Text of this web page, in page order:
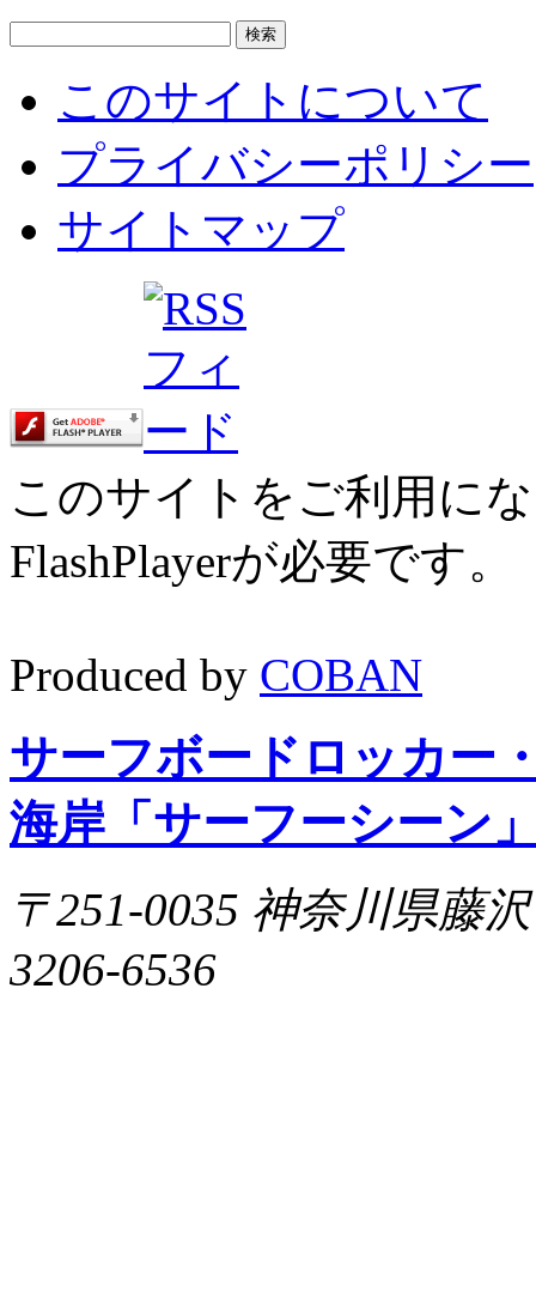
このサイトについて
プライバシーポリシー
サイトマップ
このサイトをご利用に
FlashPlayerが必要です
Produced by COBAN
サーフボードロッカー
海岸「サーフーシーン
〒251-0035 神奈川県藤
3206-6536